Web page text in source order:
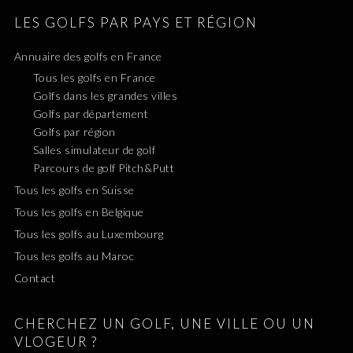
LES GOLFS PAR PAYS ET RÉGION
Annuaire des golfs en France
Tous les golfs en France
Golfs dans les grandes villes
Golfs par département
Golfs par région
Salles simulateur de golf
Parcours de golf Pitch&Putt
Tous les golfs en Suisse
Tous les golfs en Belgique
Tous les golfs au Luxembourg
Tous les golfs au Maroc
Contact
CHERCHEZ UN GOLF, UNE VILLE OU UN
VLOGEUR ?